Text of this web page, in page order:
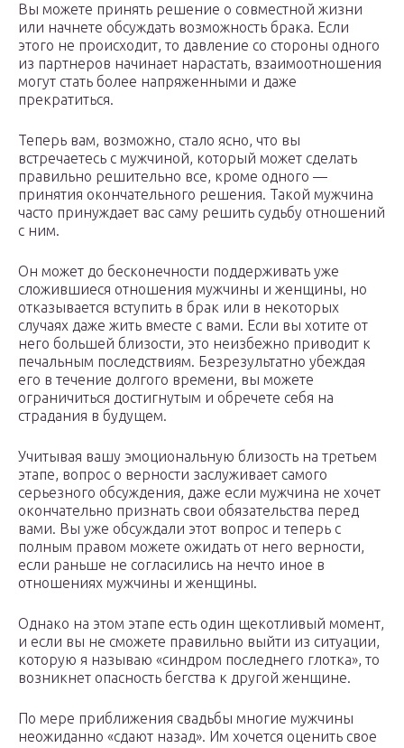
Вы можете принять решение о совместной жизни
или начнете обсуждать возможность брака. Если
этого не происходит, то давление со стороны одного
из партнеров начинает нарастать, взаимоотношения
могут стать более напряженными и даже
прекратиться.
Теперь вам, возможно, стало ясно, что вы
встречаетесь с мужчиной, который может сделать
правильно решительно все, кроме одного —
принятия окончательного решения. Такой мужчина
часто принуждает вас саму решить судьбу отношений
с ним.
Он может до бесконечности поддерживать уже
сложившиеся отношения мужчины и женщины, но
отказывается вступить в брак или в некоторых
случаях даже жить вместе с вами. Если вы хотите от
него большей близости, это неизбежно приводит к
печальным последствиям. Безрезультатно убеждая
его в течение долгого времени, вы можете
ограничиться достигнутым и обречете себя на
страдания в будущем.
Учитывая вашу эмоциональную близость на третьем
этапе, вопрос о верности заслуживает самого
серьезного обсуждения, даже если мужчина не хочет
окончательно признать свои обязательства перед
вами. Вы уже обсуждали этот вопрос и теперь с
полным правом можете ожидать от него верности,
если раньше не согласились на нечто иное в
отношениях мужчины и женщины.
Однако на этом этапе есть один щекотливый момент,
и если вы не сможете правильно выйти из ситуации,
которую я называю «синдром последнего глотка», то
возникнет опасность бегства к другой женщине.
По мере приближения свадьбы многие мужчины
неожиданно «сдают назад». Им хочется оценить свое